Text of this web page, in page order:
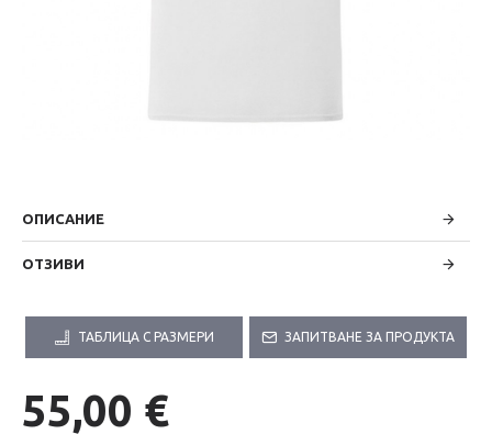
ОПИСАНИЕ
ОТЗИВИ
ТАБЛИЦА С РАЗМЕРИ ЗАПИТВАНЕ ЗА ПРОДУКТА
55,00 €